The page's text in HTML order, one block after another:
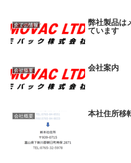
全ての情報
弊社製品は
ています
会社概要 会社案内
会社概要 本社住所移